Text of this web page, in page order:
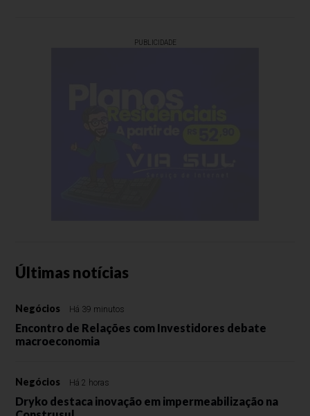
PUBLICIDADE
Últimas notícias
Negócios Há 39 minutos
Encontro de Relações com Investidores debate
macroeconomia
Negócios Há 2 horas
Dryko destaca inovação em impermeabilização na